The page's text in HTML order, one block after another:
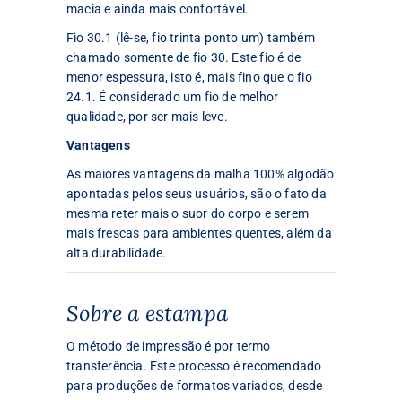
macia e ainda mais confortável.
Fio 30.1 (lê-se, fio trinta ponto um) também
chamado somente de fio 30. Este fio é de
menor espessura, isto é, mais fino que o fio
24.1. É considerado um fio de melhor
qualidade, por ser mais leve.
Vantagens
As maiores vantagens da malha 100% algodão
apontadas pelos seus usuários, são o fato da
mesma reter mais o suor do corpo e serem
mais frescas para ambientes quentes, além da
alta durabilidade.
Sobre a estampa
O método de impressão é por termo
transferência. Este processo é recomendado
para produções de formatos variados, desde